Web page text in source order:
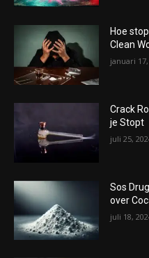
Hoe
Clean
januari
Crack
je Stopt
juli 25,
Sos
over
juli 18,